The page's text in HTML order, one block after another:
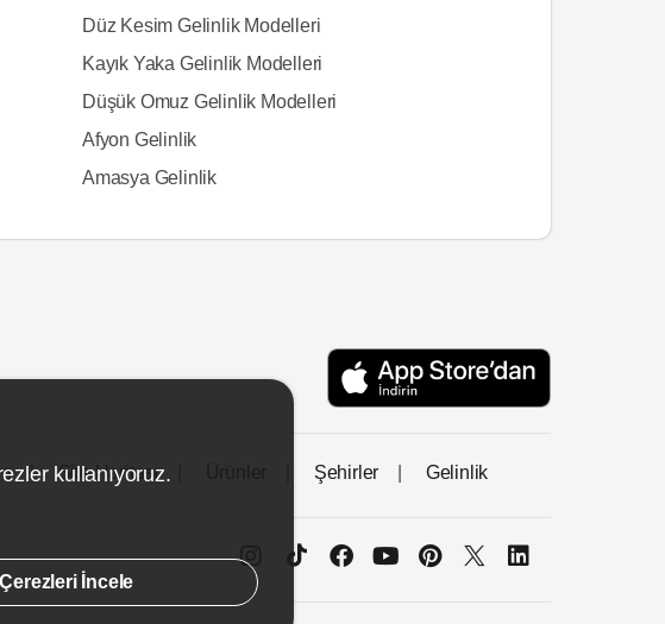
Düz Kesim Gelinlik Modelleri
Kayık Yaka Gelinlik Modelleri
Düşük Omuz Gelinlik Modelleri
Afyon Gelinlik
Amasya Gelinlik
Site Haritası Şehirler Gelinlik
kullanıyoruz.
Çerezleri İncele